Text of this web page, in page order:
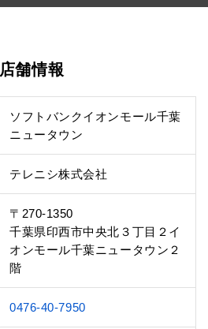
店舗情報
ソフトバンクイオンモール千葉
ニュータウン
テレニシ株式会社
〒270-1350
千葉県印西市中央北３丁目２イ
オンモール千葉ニュータウン２
階
0476-40-7950